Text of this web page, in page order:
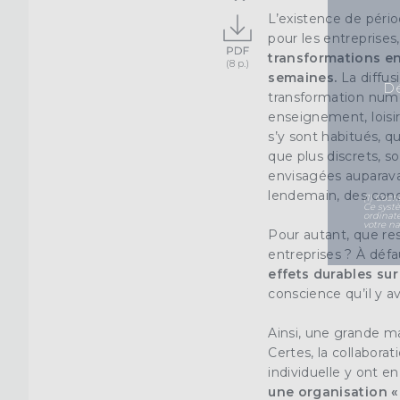
L’existence de
pour les
transformations
semaines. La
transformation
enseignement,
s’y sont habitués,
que plus discrets,
envisagées
lendemain, des
Pour autant, que
entreprises ? À
effets durables
conscience qu’il y
Ainsi, une grande
Certes, la
individuelle y ont
une organisation
(1)
Ce
votre